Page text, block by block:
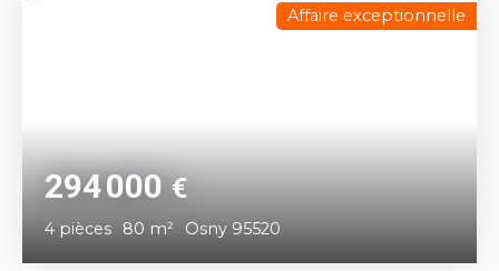
294 000€
4 pièces 80 m² Osny 95520
Affaire exceptionnelle